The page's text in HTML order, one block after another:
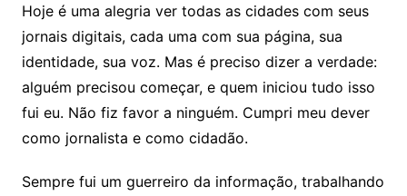
Hoje é uma alegria ver todas as cidades com seus
jornais digitais, cada uma com sua página, sua
identidade, sua voz. Mas é preciso dizer a verdade:
alguém precisou começar, e quem iniciou tudo isso
fui eu. Não fiz favor a ninguém. Cumpri meu dever
como jornalista e como cidadão.
Sempre fui um guerreiro da informação, trabalhando